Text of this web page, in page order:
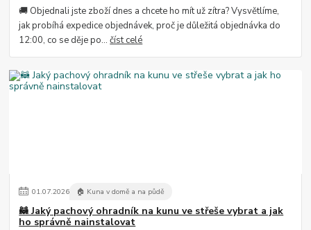
🚚 Objednali jste zboží dnes a chcete ho mít už zítra? Vysvětlíme,
jak probíhá expedice objednávek, proč je důležitá objednávka do
12:00, co se děje po...číst celé
01.07.2026 🏠 Kuna v domě a na půdě
🦝 Jaký pachový ohradník na kunu ve střeše vybrat a jak
ho správně nainstalovat